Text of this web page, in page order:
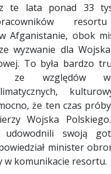
te lata ponad 33
Afganistanie, obok
wyzwanie dla
To była bardzo
ze względów
że ten czas
Wojska
udowodnili swoją
minister
w komunikacie resortu.